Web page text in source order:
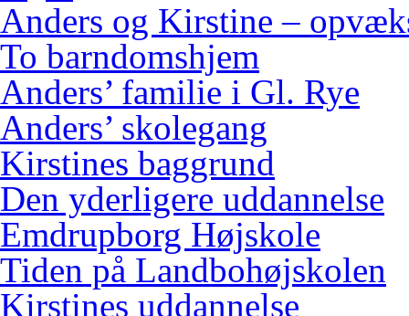
Anders og Kirstine –
To barndomshjem
Anders’ familie i Gl. Rye
Anders’ skolegang
Kirstines baggrund
Den yderligere uddannelse
Emdrupborg Højskole
Tiden på Landbohøjskolen
Kirstines uddannelse